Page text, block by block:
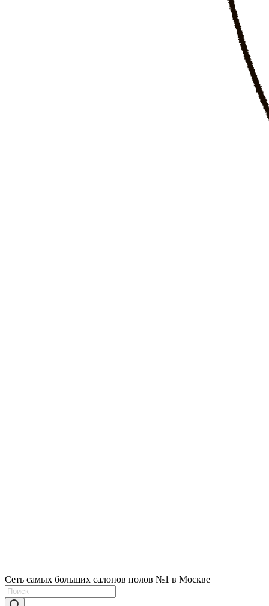
Сеть самых больших салонов полов №1 в Москве